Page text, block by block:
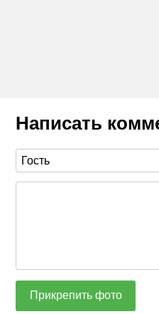
Написать
Прикрепить фото